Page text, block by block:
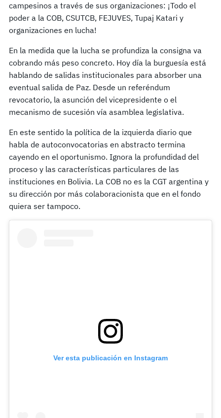
campesinos a través de sus organizaciones: ¡Todo el
poder a la COB, CSUTCB, FEJUVES, Tupaj Katari y
organizaciones en lucha!
En la medida que la lucha se profundiza la consigna va
cobrando más peso concreto. Hoy día la burguesía está
hablando de salidas institucionales para absorber una
eventual salida de Paz. Desde un referéndum
revocatorio, la asunción del vicepresidente o el
mecanismo de sucesión vía asamblea legislativa.
En este sentido la política de la izquierda diario que
habla de autoconvocatorias en abstracto termina
cayendo en el oportunismo. Ignora la profundidad del
proceso y las características particulares de las
instituciones en Bolivia. La COB no es la CGT argentina y
su dirección por más colaboracionista que en el fondo
quiera ser tampoco.
Ver esta publicación en Instagram